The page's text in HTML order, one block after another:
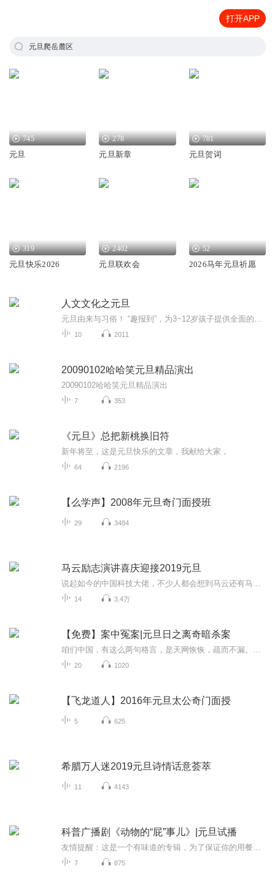
打开APP
元旦爬岳麓区
745
元旦
278
元旦新章
781
元旦贺词
319
元旦快乐2026
2402
元旦联欢会
52
2026马年元旦祈愿
人文文化之元旦
10 2011
20090102哈哈笑元旦精品演出
20090102哈哈笑元旦精品演出
7 353
《元旦》总把新桃换旧符
新年将至，这是元旦快乐的文章，我献给大家，
64 2196
【么学声】2008年元旦奇门面授班
29 3484
马云励志演讲喜庆迎接2019元旦
14 3.4万
【免费】案中冤案|元旦日之离奇暗杀案
20 1020
【飞龙道人】2016年元旦太公奇门面授
5 625
希腊万人迷2019元旦诗情话意荟萃
11 4143
科普广播剧《动物的“屁”事儿》|元旦试播
7 875